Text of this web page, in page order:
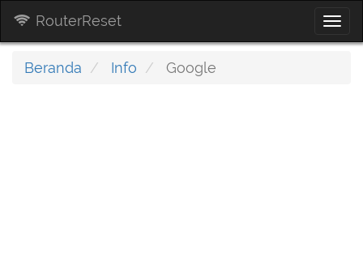
RouterReset
Beranda Info Google